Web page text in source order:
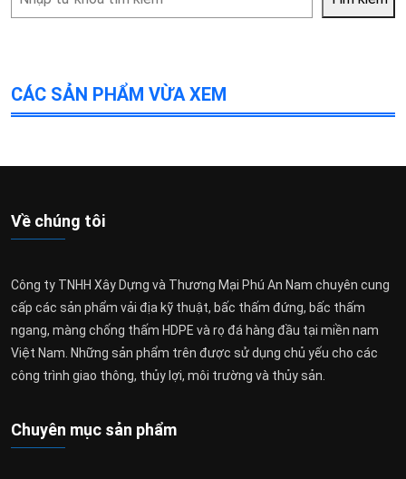
kiếm
CÁC SẢN PHẨM VỪA XEM
Về chúng tôi
Công ty TNHH Xây Dựng và Thương Mại Phú An Nam chuyên cung
cấp các sản phẩm vải địa kỹ thuật, bấc thấm đứng, bấc thấm
ngang, màng chống thấm HDPE và rọ đá hàng đầu tại miền nam
Việt Nam. Những sản phẩm trên được sử dụng chủ yếu cho các
công trình giao thông, thủy lợi, môi trường và thủy sản.
Chuyên mục sản phẩm